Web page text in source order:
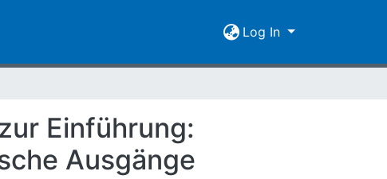
Log In
Einführung:
Ausgänge